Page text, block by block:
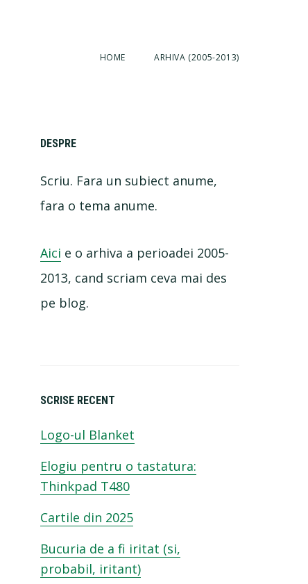
HOME ARHIVA (2005-2013)
Primary
Sidebar
DESPRE
Scriu. Fara un subiect anume,
fara o tema anume.
Aici e o arhiva a perioadei 2005-
2013, cand scriam ceva mai des
pe blog.
SCRISE RECENT
Logo-ul Blanket
Elogiu pentru o tastatura:
Thinkpad T480
Cartile din 2025
Bucuria de a fi iritat (si,
probabil, iritant)